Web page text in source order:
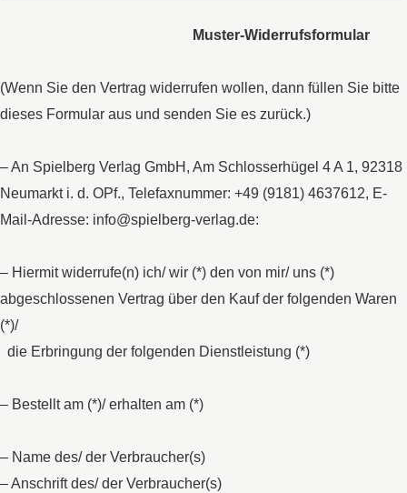
Muster-Widerrufsformular
(Wenn Sie den Vertrag widerrufen wollen, dann füllen Sie bitte
dieses Formular aus und senden Sie es zurück.)
– An Spielberg Verlag GmbH, Am Schlosserhügel 4 A 1, 92318
Neumarkt i. d. OPf., Telefaxnummer: +49 (9181) 4637612, E-
Mail-Adresse: info@spielberg-verlag.de:
– Hiermit widerrufe(n) ich/ wir (*) den von mir/ uns (*)
abgeschlossenen Vertrag über den Kauf der folgenden Waren
(*)/
die Erbringung der folgenden Dienstleistung (*)
– Bestellt am (*)/ erhalten am (*)
– Name des/ der Verbraucher(s)
– Anschrift des/ der Verbraucher(s)